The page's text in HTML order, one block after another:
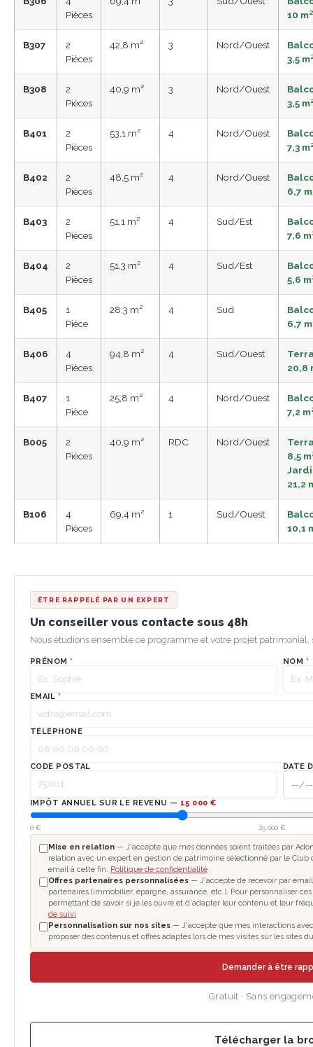
Pièces
10 m²
B307
2
Pièces
42,8 m² 3 Nord/Ouest
3,5
B308
2
Pièces
40,9 m² 3 Nord/Ouest
3,5
B401
2
Pièces
53,1 m² 4 Nord/Ouest
7,3
B402
2
Pièces
48,5 m² 4 Nord/Ouest
6,7
B403
2
Pièces
51,1 m² 4 Sud/Est
7,6
B404
2
Pièces
51,3 m² 4 Sud/Est
5,6
B405
1
Pièce
28,3 m² 4 Sud
6,7
B406
4
Pièces
94,8 m² 4 Sud/Ouest
20,8
B407
1
Pièce
25,8 m² 4 Nord/Ouest
7,2
B005
2
Pièces
40,9 m² RDC Nord/Ouest
8,5
21,2
B106
4
Pièces
69,4 m² 1 Sud/Ouest
10,1
ÊTRE RAPPELÉ PAR UN EXPERT
Un conseiller vous contacte sous 48h
Nous étudions ensemble ce programme et votre projet patrimonial,
PRÉNOM* NOM *
EMAIL *
TÉLÉPHONE
CODE POSTAL DATE
IMPÔT ANNUEL SUR LE REVENU — 15 000 €
0 € 25 000 €
Mise en relation — J'accepte que mes données soient traitées par
relation avec un expert en gestion de patrimoine sélectionné par le
email à cette fin. Politique de confidentialité
Offres partenaires personnalisées — J'accepte de recevoir par email
partenaires (immobilier, épargne, assurance, etc.). Pour personnaliser
permettant de savoir si je les ouvre et d'adapter leur contenu et leur
de suivi
Personnalisation sur nos sites — J'accepte que mes interactions
proposer des contenus et offres adaptés lors de mes visites sur les sites
Demander à être
Gratuit · Sans
Télécharger la